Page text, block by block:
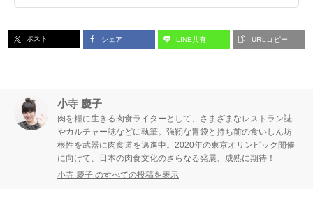
ポスト シェア LINE共有 URLコピー
小寺 慶子
肉を糧に生きる肉食ライターとして、さまざまなレストラン誌
やカルチャー誌などに執筆。強靭な胃袋と持ち前の食いしん坊
根性を武器に肉食道を邁進中。2020年の東京オリンピック開催
に向けて、日本の肉食文化のさらなる発展、成熟に期待！
小寺 慶子 のすべての投稿を表示